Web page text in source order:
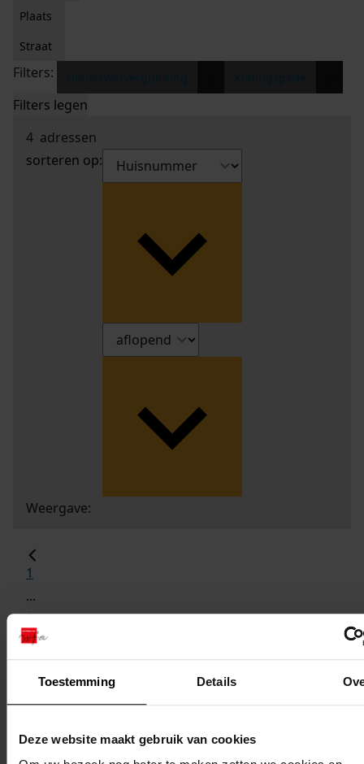
Toestemming Details
Deze website maakt gebruik van cookies
Plaats
Straat
Filters:
Filters legen
4 adressen
sorteren op:
Weergave:
1
...
2
3
4
6
...